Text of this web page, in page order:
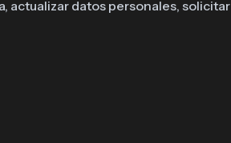
actualizar datos personales, solicitar